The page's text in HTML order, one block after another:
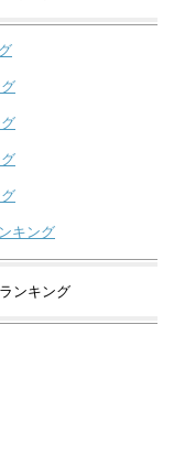
キング
ンキング